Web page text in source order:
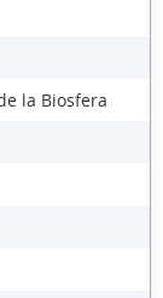
la Biosfera